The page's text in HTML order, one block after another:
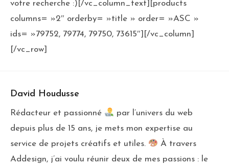
votre recherche :)[/vc_column_text][products
columns= »2″ orderby= »title » order= »ASC »
ids= »79752, 79774, 79750, 73615″][/vc_column]
[/vc_row]
David Houdusse
Rédacteur et passionné
par l’univers du web
depuis plus de 15 ans, je mets mon expertise au
service de projets créatifs et utiles.
À travers
Addesign, j’ai voulu réunir deux de mes passions : le